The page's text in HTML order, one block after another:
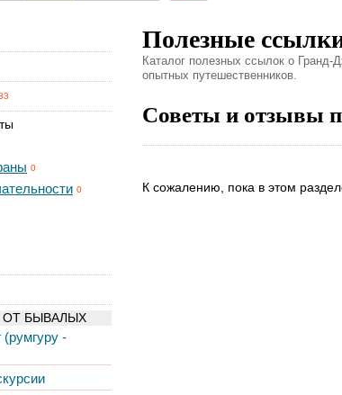
0
0
БЫВАЛЫХ
-
Полезные
Каталог полезных ссылок о
опытных путешественников.
Советы и отзывы
К сожалению, пока в этом